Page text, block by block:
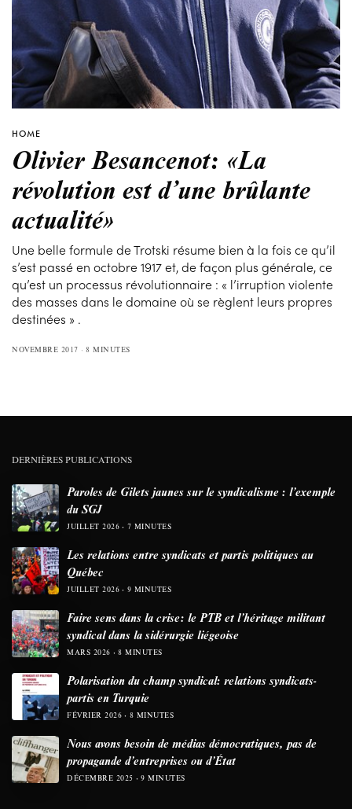
HOME
Olivier Besancenot: «La
révolution est d’une brûlante
actualité»
Une belle formule de Trotski résume bien à la fois ce qu’il
s’est passé en octobre 1917 et, de façon plus générale, ce
qu’est un processus révolutionnaire : « l’irruption violente
des masses dans le domaine où se règlent leurs propres
destinées » .
NOVEMBRE 2017 8 MINUTES
DERNIÈRES PUBLICATIONS
Paroles de Gilets jaunes sur le syndicalisme : l’exemple
du SGJ
JUILLET 2026 7 MINUTES
Les relations entre syndicats et partis politiques au
Québec
JUILLET 2026 9 MINUTES
Faire sens dans la crise: le PTB et l’héritage militant
syndical dans la sidérurgie liégeoise
MARS 2026 8 MINUTES
Polarisation du champ syndical: relations syndicats-
partis en Turquie
FÉVRIER 2026 8 MINUTES
Nous avons besoin de médias démocratiques, pas de
propagande d’entreprises ou d’État
DÉCEMBRE 2025 9 MINUTES